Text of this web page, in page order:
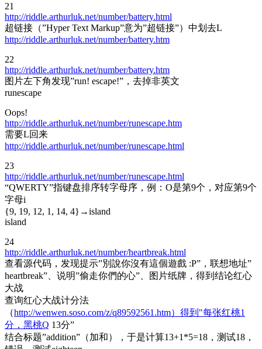
21
http://riddle.arthurluk.net/number/battery.html
超链接（”Hyper Text Markup”意为”超链接”）中划去L
http://riddle.arthurluk.net/number/battery.htm
22
http://riddle.arthurluk.net/number/battery.htm
图片左下角发现”run! escape!”，去掉非英文
runescape
Oops!
http://riddle.arthurluk.net/number/runescape.htm
需要L回来
http://riddle.arthurluk.net/number/runescape.html
23
http://riddle.arthurluk.net/number/runescape.html
“QWERTY”指键盘排序转字母序，例：O是第9个，对应第9个
字母i
{9, 19, 12, 1, 14, 4}→island
island
24
http://riddle.arthurluk.net/number/heartbreak.html
查看源代码，发现提示”別說你沒有這個遊戲 :P”，联想地址”
heartbreak”、说明”偷走你們的心”、图片纸牌，得到结论红心
大战
查询红心大战计分法
（http://wenwen.soso.com/z/q89592561.htm）得到"每张红桃1
分，黑桃Q 13分”
结合标题”addition”（加和），于是计算13+1*5=18，测试18，